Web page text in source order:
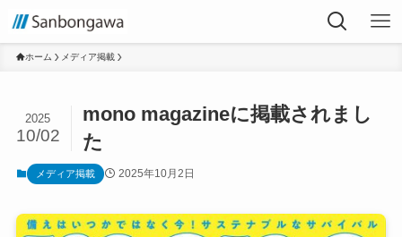
ホーム メディア掲載
mono magazineに掲載されまし
た
2025
10/02
メディア掲載 2025年10月2日